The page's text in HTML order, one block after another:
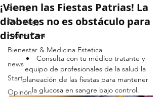
Beauty
Tecnology
Health Care
Bienestar & Medicina Estetica
news
Start
Opinón
¡Vienen las Fiestas Patrias! La
diabetes no es obstáculo para
disfrutar
Consulta con tu médico tratante y
equipo de profesionales de la salud la
planeación de las fiestas para mantener
la glucosa en sangre bajo control.